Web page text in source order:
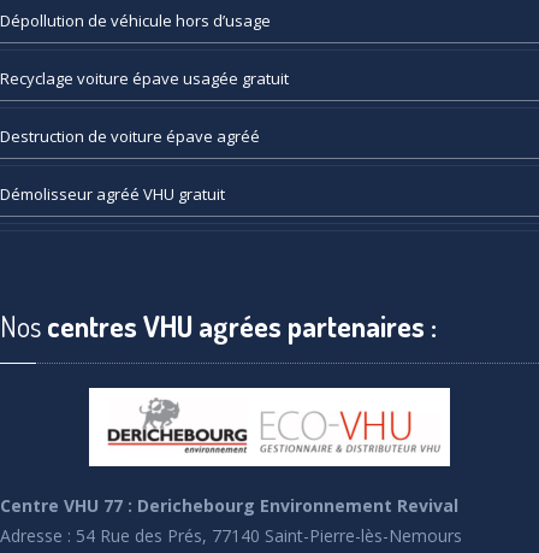
Dépollution de véhicule hors d’usage
Recyclage voiture épave usagée gratuit
Destruction de voiture épave agréé
Démolisseur agréé VHU gratuit
Noscentres VHU agrées partenaires :
Centre VHU 77 : Derichebourg Environnement Revival
Adresse : 54 Rue des Prés, 77140 Saint-Pierre-lès-Nemours